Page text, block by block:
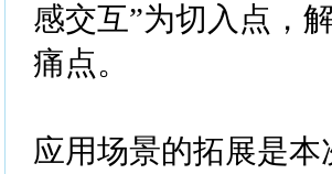
感交互”为切入点，
痛点。
应用场景的拓展是